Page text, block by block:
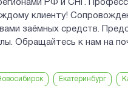
РФ и СНГ.
клиенту!
заёмных средств.
Обращайтесь к нам на
Екатеринбург